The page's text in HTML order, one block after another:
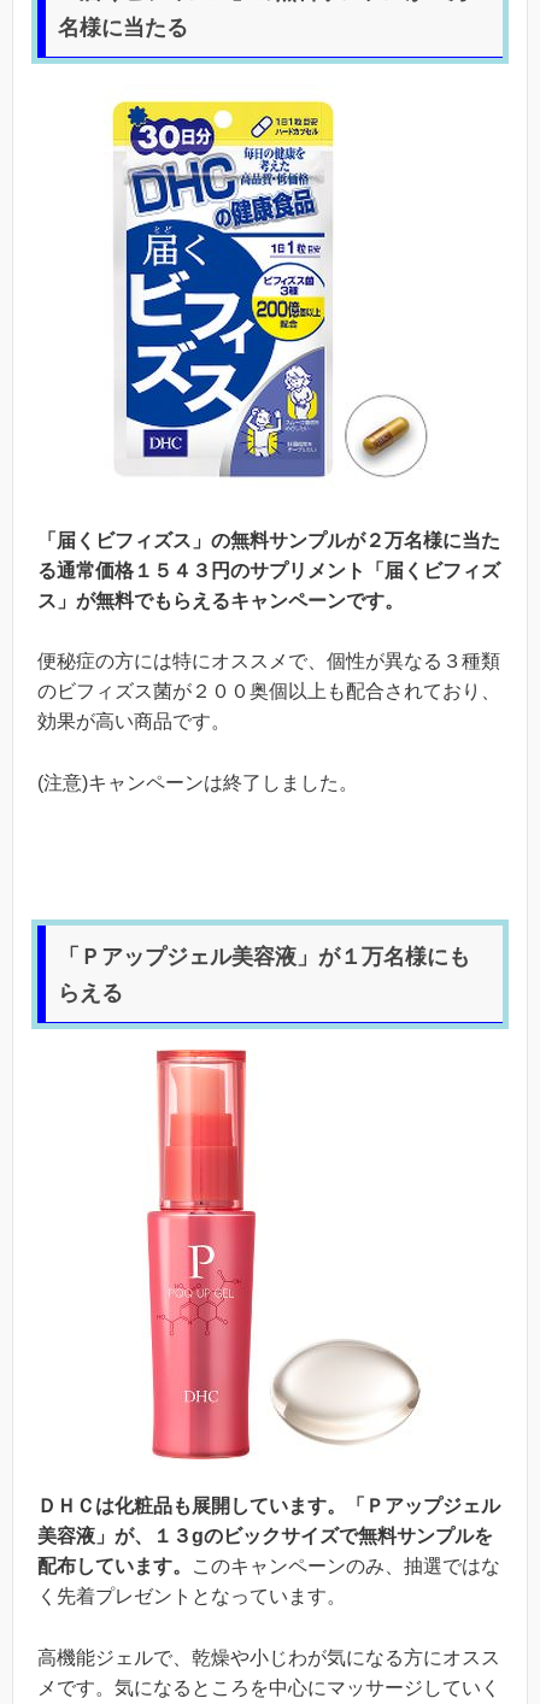
名様に当たる
「届くビフィズス」の無料サンプルが２万名様に当た
る通常価格１５４３円のサプリメント「届くビフィズ
ス」が無料でもらえるキャンペーンです。
便秘症の方には特にオススメで、個性が異なる３種類
のビフィズス菌が２００奥個以上も配合されており、
効果が高い商品です。
(注意)キャンペーンは終了しました。
「Ｐアップジェル美容液」が１万名様にも
らえる
ＤＨＣは化粧品も展開しています。「Ｐアップジェル
美容液」が、１３gのビックサイズで無料サンプルを
配布しています。
このキャンペーンのみ、抽選ではな
く先着プレゼントとなっています。
高機能ジェルで、乾燥や小じわが気になる方にオスス
メです。気になるところを中心にマッサージしていく